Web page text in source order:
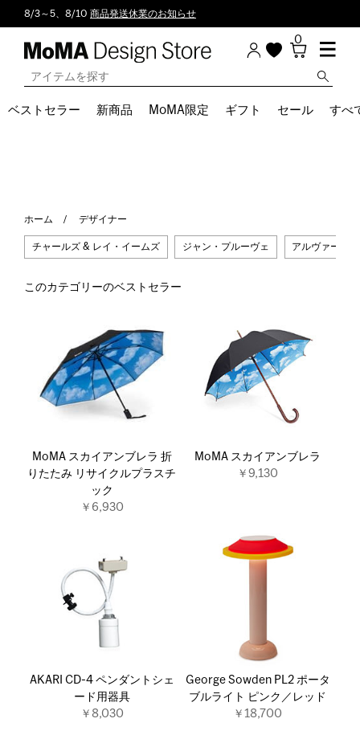
8/3～5、8/10 商品発送休業のお知らせ
0
ベストセラー 新商品 MoMA限定 ギフト セール すべ
ホーム デザイナー
チャールズ & レイ・イームズ ジャン・プルーヴェ アルヴァー・
このカテゴリーのベストセラー
MoMA スカイアンブレラ 折
りたたみ リサイクルプラスチ
ック
￥6,930
MoMA スカイアンブレラ
￥9,130
AKARI CD-4 ペンダントシェ
ード用器具
￥8,030
George Sowden PL2 ポータ
ブルライト ピンク／レッド
￥18,700